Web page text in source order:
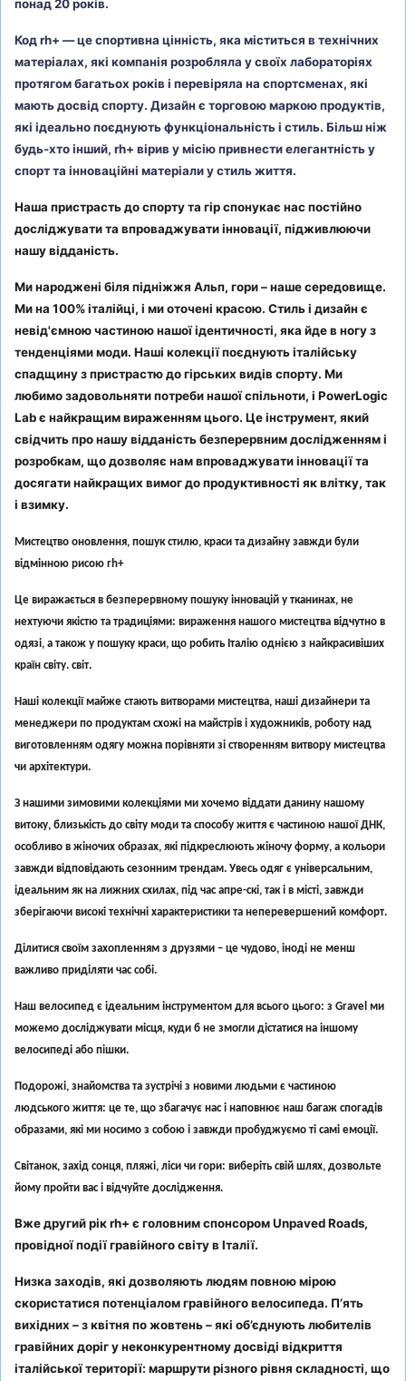
понад 20 років.
Код rh+ — це спортивна цінність, яка міститься в технічних
матеріалах, які компанія розробляла у своїх лабораторіях
протягом багатьох років і перевіряла на спортсменах, які
мають досвід спорту. Дизайн є торговою маркою продуктів,
які ідеально поєднують функціональність і стиль. Більш ніж
будь-хто інший, rh+ вірив у місію привнести елегантність у
спорт та інноваційні матеріали у стиль життя.
Наша пристрасть до спорту та гір спонукає нас постійно
досліджувати та впроваджувати інновації, підживлюючи
нашу відданість.
Ми народжені біля підніжжя Альп, гори – наше середовище.
Ми на 100% італійці, і ми оточені красою. Стиль і дизайн є
невід'ємною частиною нашої ідентичності, яка йде в ногу з
тенденціями моди. Наші колекції поєднують італійську
спадщину з пристрастю до гірських видів спорту. Ми
любимо задовольняти потреби нашої спільноти, і PowerLogic
Lab є найкращим вираженням цього. Це інструмент, який
свідчить про нашу відданість безперервним дослідженням і
розробкам, що дозволяє нам впроваджувати інновації та
досягати найкращих вимог до продуктивності як влітку, так
і взимку.
Мистецтво оновлення, пошук стилю, краси та дизайну завжди були
відмінною рисою rh+
Це виражається в безперервному пошуку інновацій у тканинах, не
нехтуючи якістю та традиціями: вираження нашого мистецтва відчутно в
одязі, а також у пошуку краси, що робить Італію однією з найкрасивіших
країн світу. світ.
Наші колекції майже стають витворами мистецтва, наші дизайнери та
менеджери по продуктам схожі на майстрів і художників, роботу над
виготовленням одягу можна порівняти зі створенням витвору мистецтва
чи архітектури.
З нашими зимовими колекціями ми хочемо віддати данину нашому
витоку, близькість до світу моди та способу життя є частиною нашої ДНК,
особливо в жіночих образах, які підкреслюють жіночу форму, а кольори
завжди відповідають сезонним трендам. Увесь одяг є універсальним,
ідеальним як на лижних схилах, під час апре-скі, так і в місті, завжди
зберігаючи високі технічні характеристики та неперевершений комфорт.
Ділитися своїм захопленням з друзями – це чудово, іноді не менш
важливо приділяти час собі.
Наш велосипед є ідеальним інструментом для всього цього: з Gravel ми
можемо досліджувати місця, куди б не змогли дістатися на іншому
велосипеді або пішки.
Подорожі, знайомства та зустрічі з новими людьми є частиною
людського життя: це те, що збагачує нас і наповнює наш багаж спогадів
образами, які ми носимо з собою і завжди пробуджуємо ті самі емоції.
Світанок, захід сонця, пляжі, ліси чи гори: виберіть свій шлях, дозвольте
йому пройти вас і відчуйте дослідження.
Вже другий рік rh+ є головним спонсором Unpaved Roads,
провідної події гравійного світу в Італії.
Низка заходів, які дозволяють людям повною мірою
скористатися потенціалом гравійного велосипеда. П’ять
вихідних – з квітня по жовтень – які об’єднують любителів
гравійних доріг у неконкурентному досвіді відкриття
італійської території: маршрути різного рівня складності, що